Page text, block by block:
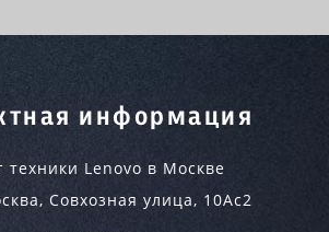
информация
техники Lenovo в Москве
, Совхозная улица, 10Ас2